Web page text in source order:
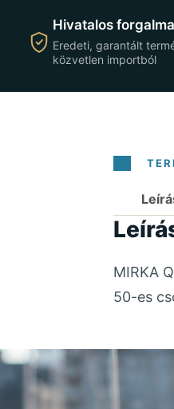
Hivatalos
Eredeti, garantált
közvetlen importból
MIRKA
50-es